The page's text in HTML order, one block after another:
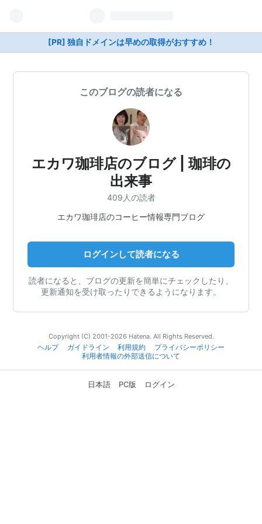
[PR] 独自ドメインは早めの取得がおすすめ！
このブログの読者になる
エカワ珈琲店のブログ | 珈琲の
出来事
409人の読者
エカワ珈琲店のコーヒー情報専門ブログ
ログインして読者になる
読者になると、ブログの更新を簡単にチェックしたり、
更新通知を受け取ったりできるようになります。
Copyright (C) 2001-2026 Hatena. All Rights Reserved.
ヘルプ
ガイドライン 利用規約
プライバシーポリシー
利用者情報の外部送信について
日本語 PC版 ログイン